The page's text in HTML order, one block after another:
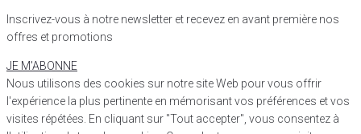
Inscrivez-vous à notre newsletter et recevez en avant première nos
offres et promotions
JE M'ABONNE
Nous utilisons des cookies sur notre site Web pour vous offrir
l'expérience la plus pertinente en mémorisant vos préférences et vos
visites répétées. En cliquant sur "Tout accepter", vous consentez à